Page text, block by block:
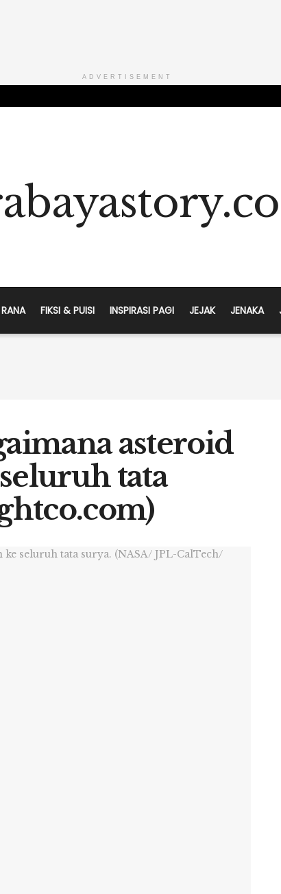
ADVERTISEMENT
RANA FIKSI & PUISI INSPIRASI PAGI JEJAK JENAKA
asteroid
tata